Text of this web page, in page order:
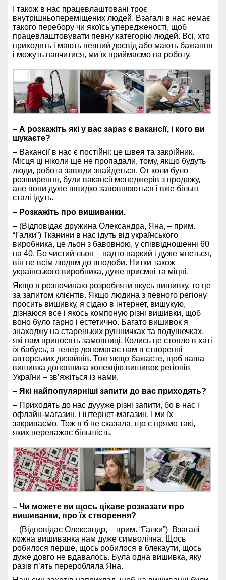
І також в нас працевлаштовані троє
внутрішньопереміщених людей. Взагалі в нас немає
такого перебору чи якоїсь упередженості, щоб
працевлаштовувати певну категорію людей. Всі, хто
приходять і мають певний досвід або мають бажання
і можуть навчитися, ми їх приймаємо на роботу.
– А розкажіть які у вас зараз є вакансії, і кого ви
шукаєте?
– Вакансії в нас є постійні: це швея та закрійник.
Місця ці ніколи ще не пропадали, тому, якщо будуть
люди, робота завжди знайдеться. От коли було
розширення, були вакансії менеджерів з продажу,
але вони дуже швидко заповнюються і вже більш
сталі ідуть.
– Розкажіть про вишиванки.
– (Відповідає дружина Олександра, Яна, – прим.
“Галки”) Тканини в нас ідуть від українського
виробника, це льон з бавовною, у співвідношенні 60
на 40. Бо чистий льон – надто паркий і дуже мнеться,
він не всім людям до вподоби. Н итки також
українського виробника, дуже приємні та міцні.
Якщо я розпочинаю розробляти якусь вишивку, то це
за запитом клієнтів. Якщо людина з певного регіону
просить вишивку, я сідаю в інтернет, вишукую,
дізнаюся все і якось компоную різні вишивки, щоб
воно було гарно і естетично. Багато вишивок я
знаходжу на стареньких рушничках та подушечках,
які нам приносять замовниці. Колись це стояло в хаті
їх бабусь, а тепер допомагає нам в створенні
авторських дизайнів. Тож якщо бажаєте, щоб ваша
вишивка доповнила колекцію вишивок регіонів
України – зв’яжіться із нами.
– Які найпопулярніші запити до вас приходять?
– Приходять до нас дуууже різні запити, бо в нас і
офлайн-магазин, і інтернет-магазин. І ми їх
закриваємо. Тож я б не сказала, що є прямо такі,
яких переважає більшість.
– Чи можете ви щось цікаве розказати про
вишиванки, про їх створення?
– (Відповідає Олександр, – прим. “Галки”) Взагалі
кожна вишиванка нам дуже символічна. Щось
робилося перше, щось робилося в блекаути, щось
дуже довго не вдавалось. Була одна вишивка, яку
разів п’ять переробляла Яна.